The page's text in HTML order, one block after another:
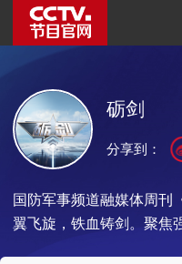
砺剑
国防军事频道融媒体周刊
翼飞旋，铁血铸剑。聚焦
分享到：